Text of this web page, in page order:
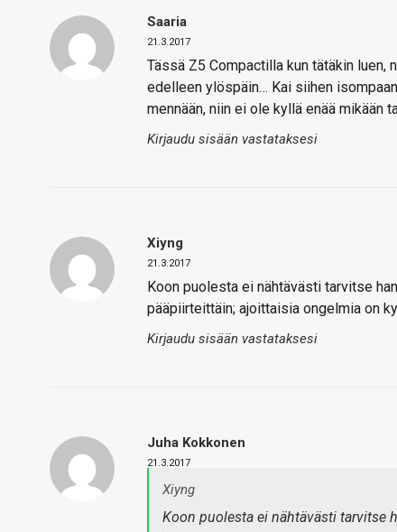
Saaria
21.3.2017
Tässä Z5 Compactilla kun tätäkin
edelleen ylöspäin… Kai siihen
mennään, niin ei ole kyllä enää mikään
Kirjaudu sisään vastataksesi
Xiyng
21.3.2017
Koon puolesta ei nähtävästi tarvitse
pääpiirteittäin; ajoittaisia ongelmia on
Kirjaudu sisään vastataksesi
Juha Kokkonen
21.3.2017
Xiyng
Koon puolesta ei nähtävästi tarvitse